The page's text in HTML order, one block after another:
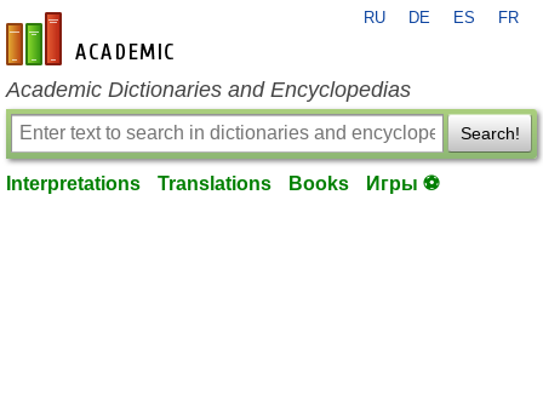
en-academic.com
RU DE ES FR
Academic Dictionaries and Encyclopedias
Search!
Interpretations Translations Books Игры ⚽